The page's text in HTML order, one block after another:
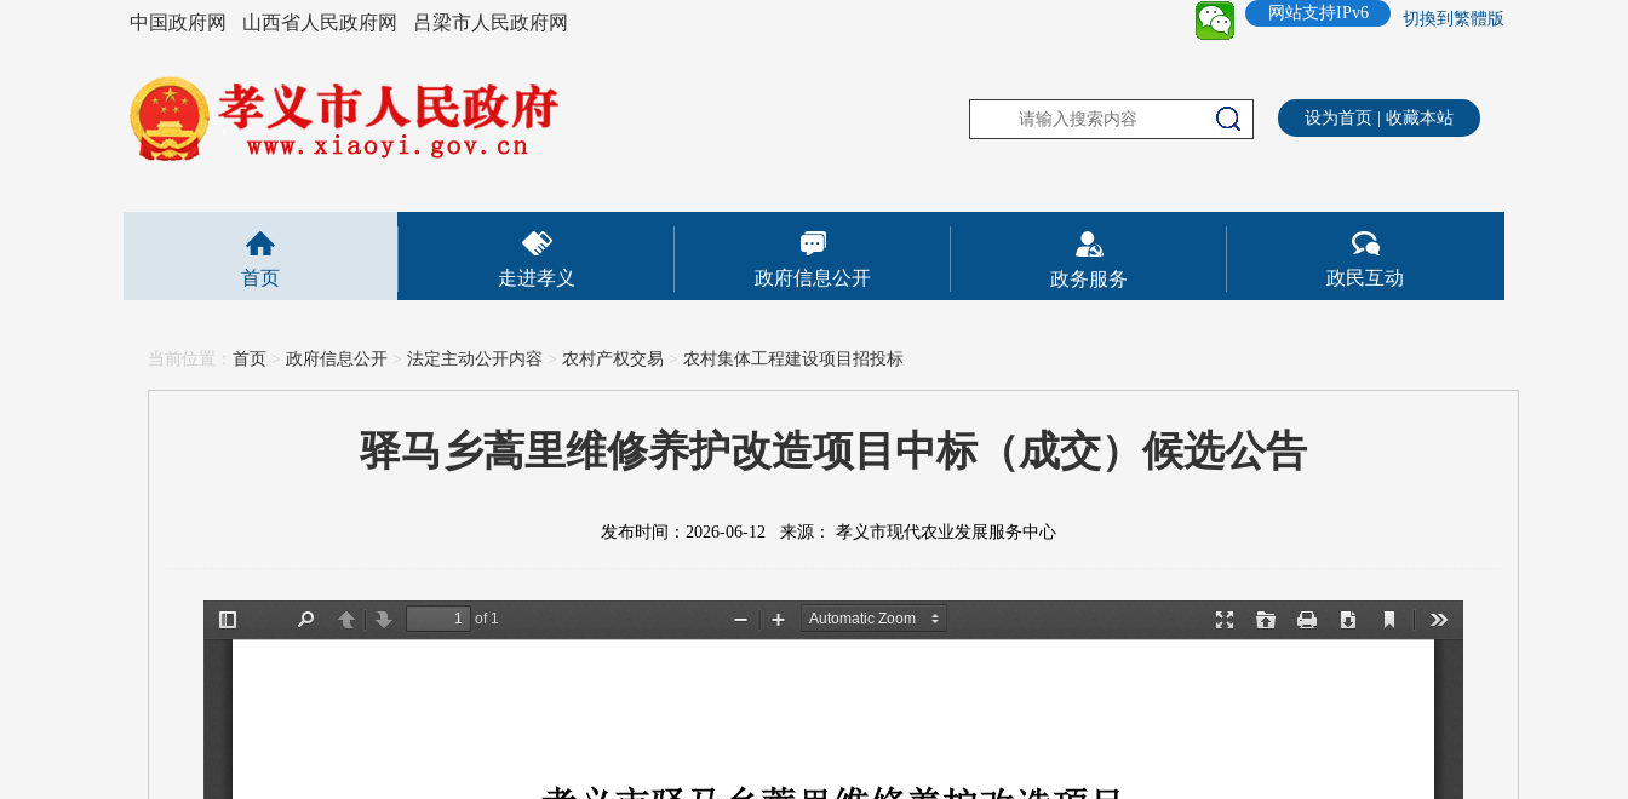
中国政府网 山西省人民政府网 吕梁市人民政府网 切換到繁體版
网站支持IPv6
设为首页 收藏本站
首页 走进孝义 政府信息公开 政务服务 政民互动
当前位置： 首页 > 政府信息公开 > 法定主动公开内容 > 农村产权交易 > 农村集体工程建设项目招投标
驿马乡蒿里维修养护改造项目中标（成交）候选公告
发布时间：2026-06-12 来源： 孝义市现代农业发展服务中心